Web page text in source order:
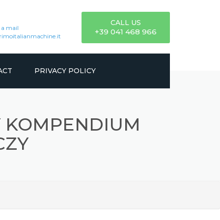
a mail
CALL US
+39 041 468 966
PRIVACY POLICY
KOMPENDIUM